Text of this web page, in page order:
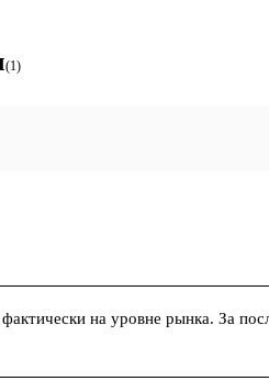
(1)
на уровне рынка. За